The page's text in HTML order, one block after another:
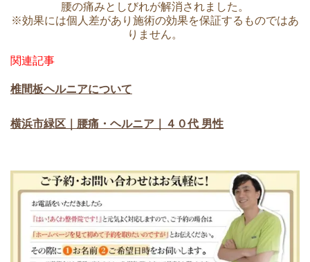
腰の痛みとしびれが解消されました。
※効果には個人差があり施術の効果を保証するものではあ
りません。
関連記事
椎間板ヘルニアについて
横浜市緑区｜腰痛・ヘルニア｜４０代 男性